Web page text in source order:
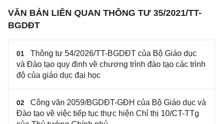
VĂN BẢN LIÊN QUAN THÔNG TƯ 35/2021/TT-
BGDĐT
01
Thông tư 54/2026/TT-BGDĐT của Bộ Giáo dục
và Đào tạo quy định về chương trình đào tạo các trình
độ của giáo dục đại học
02
Công văn 2059/BGDĐT-GĐH của Bộ Giáo dục và
Đào tạo về việc tiếp tục thực hiện Chỉ thị 10/CT-TTg